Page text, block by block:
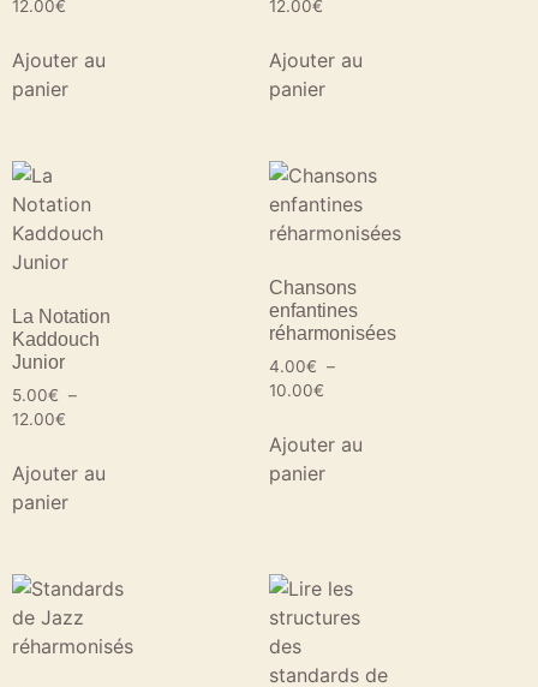
12.00€
Ajouter au
panier
12.00€
Ajouter au
panier
La Notation
Kaddouch
Junior
5.00€ –
12.00€
Ajouter au
panier
Chansons
enfantines
réharmonisées
4.00€ –
10.00€
Ajouter au
panier